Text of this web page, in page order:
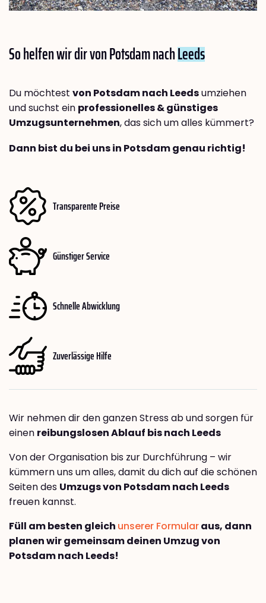
So helfen wir dir von Potsdam nachLeeds
Du möchtest von Potsdam nach Leedsumziehen
und suchst ein professionelles & günstiges
Umzugsunternehmen, das sich um alles kümmert?
Dann bist du bei uns in Potsdam genau richtig!
Transparente Preise
Günstiger Service
Schnelle Abwicklung
Zuverlässige Hilfe
Wir nehmen dir den ganzen Stress ab und sorgen für
einen reibungslosen Ablauf bis nach Leeds
Von der Organisation bis zur Durchführung – wir
kümmern uns um alles, damit du dich auf die schönen
Seiten des Umzugs von Potsdam nach Leeds
freuen kannst.
Füll am besten gleich unserer Formularaus, dann
planen wir gemeinsam deinen Umzug von
Potsdam nach Leeds!